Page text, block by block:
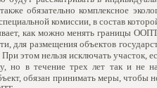
обязательно комплексное
комиссии, в состав
как можно менять границы
для размещения объектов
этом нельзя исключать участок,
но в течение трех лет так и не
обязан принимать меры,